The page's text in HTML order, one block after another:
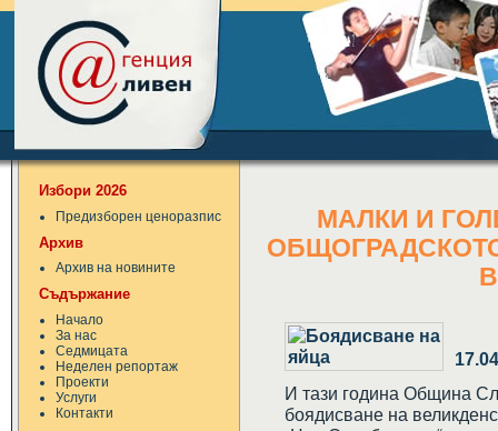
Избори 2026
Предизборен ценоразпис
Архив
Архив на новините
Съдържание
Начало
За нас
Седмицата
Неделен репортаж
Проекти
Услуги
Контакти
МАЛКИ И
И тази година Община
боядисване на